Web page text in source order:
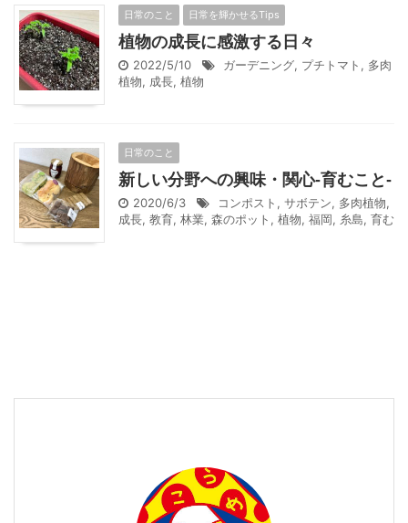
日常のこと 日常を輝かせるTips
植物の成長に感激する日々
2022/5/10 ガーデニング, プチトマト , 多肉
植物, 成長, 植物
日常のこと
新しい分野への興味・関心-育むこと-
2020/6/3 コンポスト , サボテン, 多肉植物,
成長, 教育, 林業, 森のポット , 植物, 福岡, 糸島, 育む